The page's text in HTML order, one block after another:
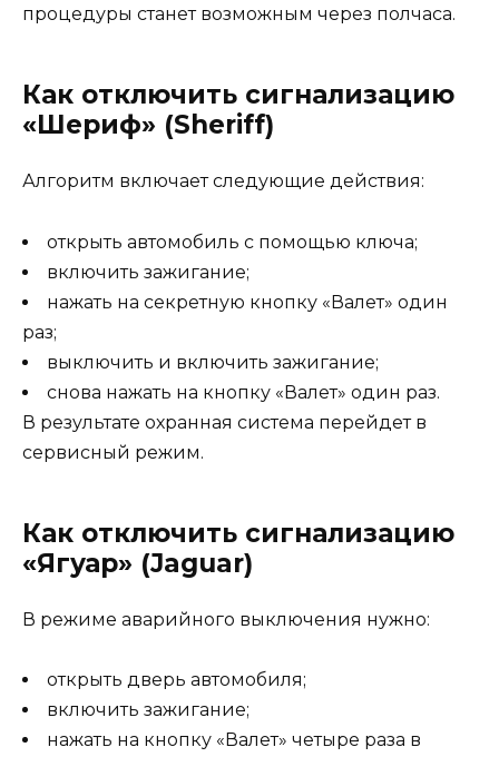
процедуры станет возможным через полчаса.
Как отключить сигнализацию
«Шериф» (Sheriff)
Алгоритм включает следующие действия:
открыть автомобиль с помощью ключа;
включить зажигание;
нажать на секретную кнопку «Валет» один
раз;
выключить и включить зажигание;
снова нажать на кнопку «Валет» один раз.
В результате охранная система перейдет в
сервисный режим.
Как отключить сигнализацию
«Ягуар» (Jaguar)
В режиме аварийного выключения нужно:
открыть дверь автомобиля;
включить зажигание;
нажать на кнопку «Валет» четыре раза в